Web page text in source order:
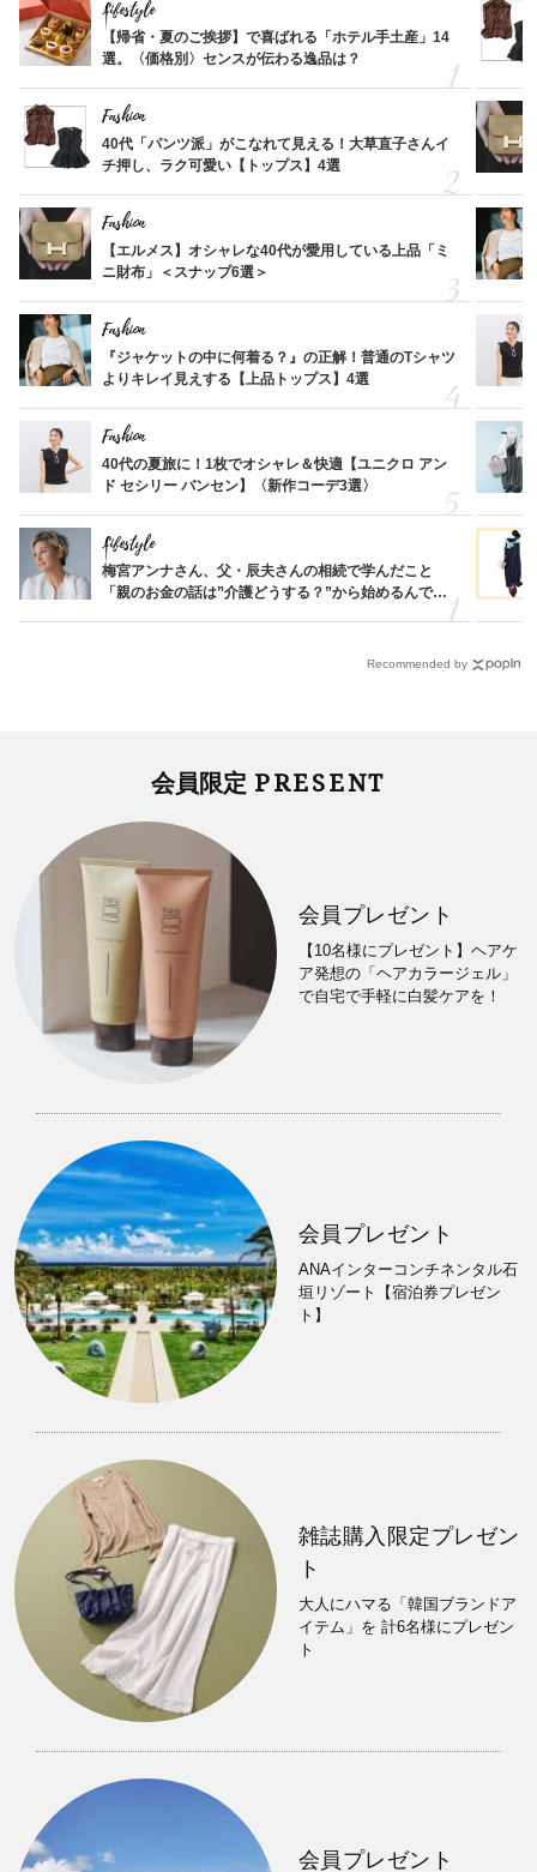
Lifestyle
【帰省・夏のご挨拶】で喜ばれる「ホテル手土産」14
選。〈価格別〉センスが伝わる逸品は？
Fashion
40代「パンツ派」がこなれて見える！大草直子さんイ
チ押し、ラク可愛い【トップス】4選
Fashion
【エルメス】オシャレな40代が愛用している上品「ミ
ニ財布」＜スナップ6選＞
Fashion
『ジャケットの中に何着る？』の正解！普通のTシャツ
よりキレイ見えする【上品トップス】4選
Fashion
40代の夏旅に！1枚でオシャレ＆快適【ユニクロ アン
ド セシリー バンセン】〈新作コーデ3選〉
Lifestyle
梅宮アンナさん、父・辰夫さんの相続で学んだこと
「親のお金の話は”介護どうする？”から始めるんで
Recommended by
会員限定 PRESENT
会員プレゼント
【10名様にプレゼント】ヘアケ
ア発想の「ヘアカラージェル」
で自宅で手軽に白髪ケアを！
会員プレゼント
ANAインターコンチネンタル石
垣リゾート【宿泊券プレゼン
ト】
雑誌購入限定プレゼン
ト
大人にハマる「韓国ブランドア
イテム」を 計6名様にプレゼン
ト
会員プレゼント